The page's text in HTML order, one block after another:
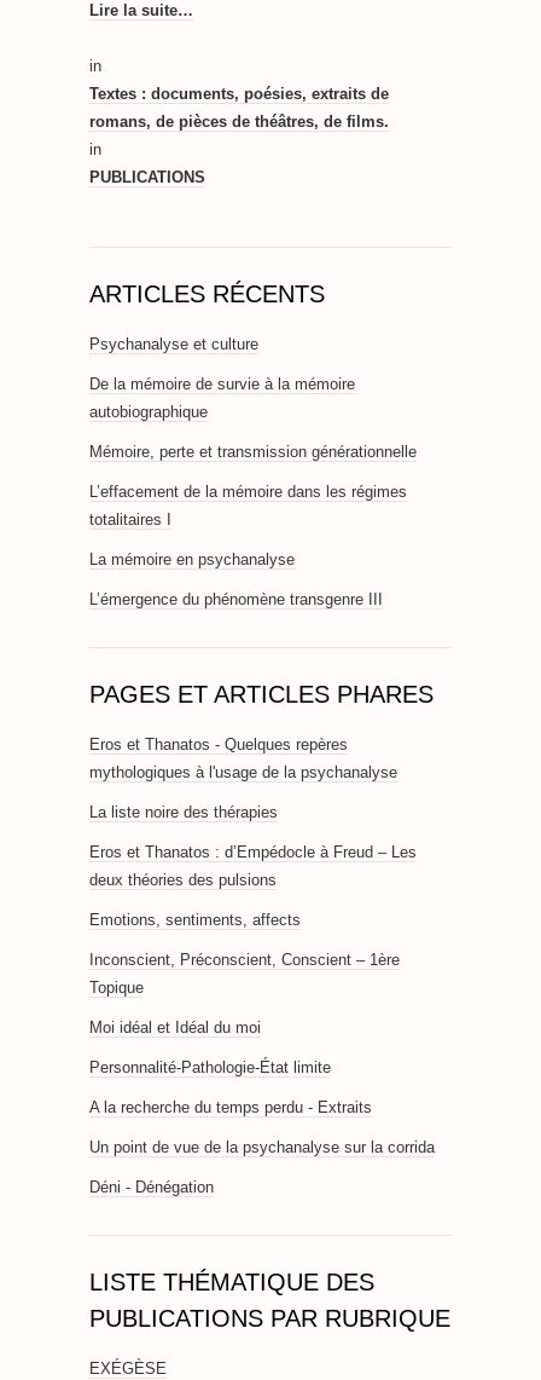
Lire la suite…
in
Textes : documents, poésies, extraits de
romans, de pièces de théâtres, de films.
in
PUBLICATIONS
ARTICLES RÉCENTS
Psychanalyse et culture
De la mémoire de survie à la mémoire
autobiographique
Mémoire, perte et transmission générationnelle
L’effacement de la mémoire dans les régimes
totalitaires I
La mémoire en psychanalyse
L’émergence du phénomène transgenre III
PAGES ET ARTICLES PHARES
Eros et Thanatos - Quelques repères
mythologiques à l'usage de la psychanalyse
La liste noire des thérapies
Eros et Thanatos : d’Empédocle à Freud – Les
deux théories des pulsions
Emotions, sentiments, affects
Inconscient, Préconscient, Conscient – 1ère
Topique
Moi idéal et Idéal du moi
Personnalité-Pathologie-État limite
A la recherche du temps perdu - Extraits
Un point de vue de la psychanalyse sur la corrida
Déni - Dénégation
LISTE THÉMATIQUE DES
PUBLICATIONS PAR RUBRIQUE
EXÉGÈSE